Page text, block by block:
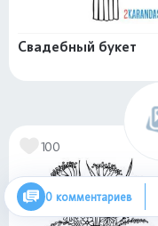
Свадебный букет
100
0 комментариев